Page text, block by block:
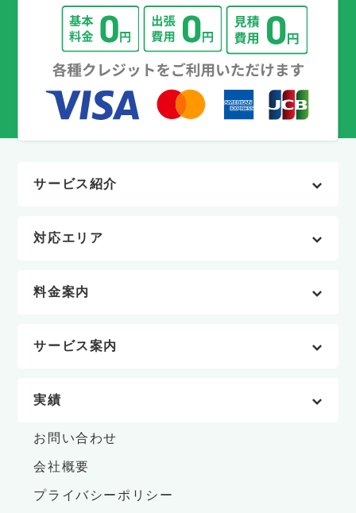
サービス紹介
対応エリア
料金案内
サービス案内
実績
お問い合わせ
会社概要
プライバシーポリシー